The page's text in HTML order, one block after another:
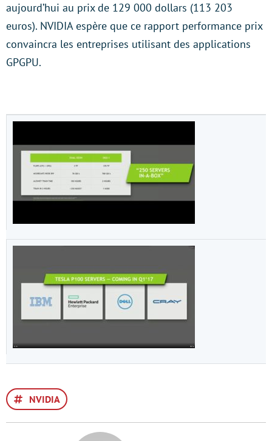
aujourd’hui au prix de 129 000 dollars (113 203
euros). NVIDIA espère que ce rapport performance prix
convaincra les entreprises utilisant des applications
GPGPU.
NVIDIA